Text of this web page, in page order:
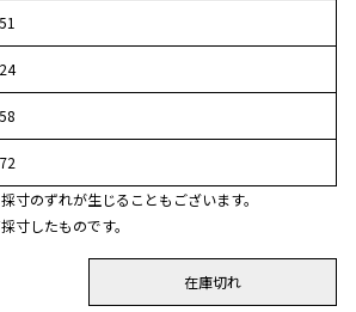
51
24
58
72
寸のずれが生じることもございます。
寸したものです。
在庫切れ